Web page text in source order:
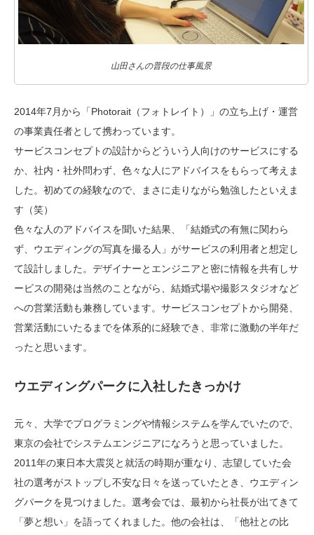
山田さんの普段の仕事風景
2014年7月から「Photorait（フォトレイト）」の立ち上げ・運営
の事業責任者として携わっています。
サービスコンセプトの設計からどういう人向けのサービスにする
か、社内・社外問わず、色々な人にアドバイスをもらって考えま
した。初めての経験なので、まさに走りながら勉強したといえま
す（笑）
色々な人のアドバイスを聞いた結果、「結婚式の有無に関わら
ず、ウエディングの写真を撮る人」がサービスの利用者と想定し
て設計しました。デザイナーとエンジニアと密に情報を共有しサ
ービスの開発は当然のことながら、結婚式場や撮影スタジオなど
への営業活動も兼務しています。サービスコンセプトから開発、
営業活動にいたるまでを体系的に経験でき、非常に激動の半年だ
ったと思います。
ウエディングパークに入社したきっかけ
元々、大学でプログラミングや情報システムを学んでいたので、
東京の会社でシステムエンジニアになろうと思っていました。
2011年の東日本大震災と就活の時期が重なり、志望していた会
社の選考がストップし不安な日々を送っていたとき、ウエディン
グパークを見つけました。選考会では、最初から社長が出てきて
「夢と想い」を語ってくれました。他の会社は、「他社との比